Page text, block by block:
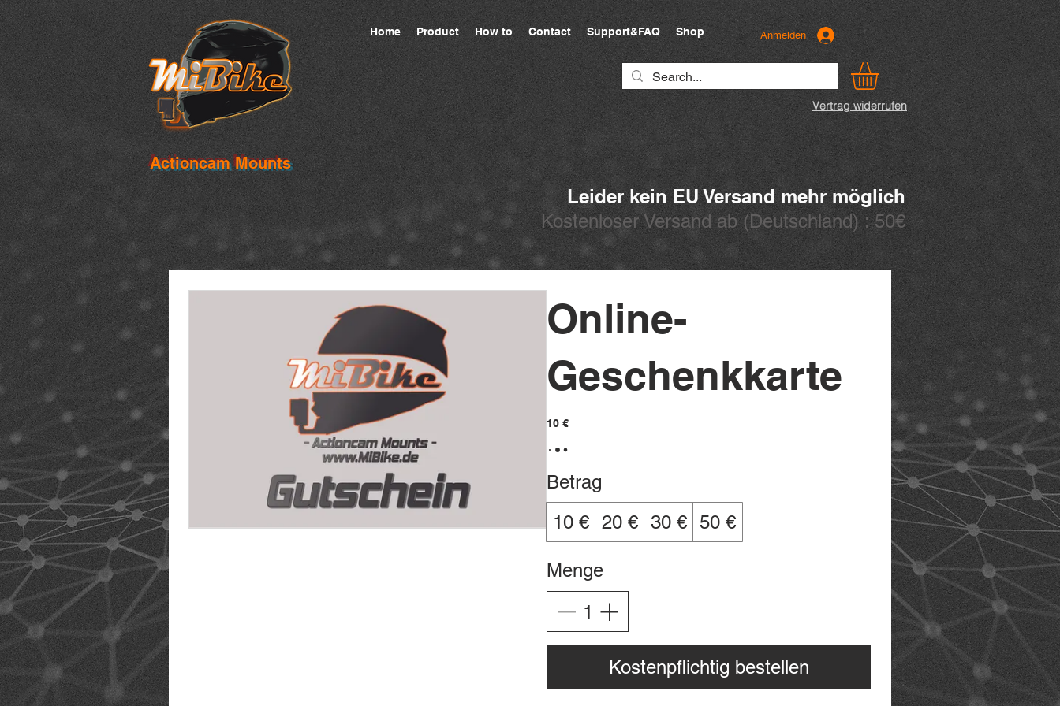
Actioncam Mounts
Leider kein EU Versand mehr möglich
Kostenloser Versand ab (Deutschland) : 50€
Home Product How to Contact Support&FAQ Shop Anmelden
Vertrag widerrufen
Online-
Geschenkkarte
10 €
Betrag
10 € 20 € 30 € 50 €
Menge
Kostenpflichtig bestellen